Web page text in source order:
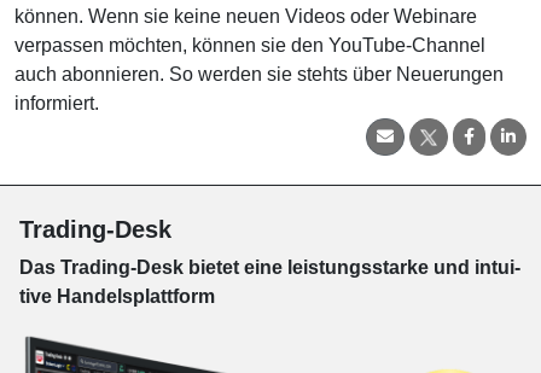
können. Wenn sie keine neuen Videos oder Webinare
verpassen möchten, können sie den YouTube-Channel
auch abonnieren. So werden sie stehts über Neuerungen
informiert.
Trading-Desk
Das Trading-Desk bie­tet eine leis­tungs­star­ke und in­tui­
tive Han­dels­platt­form